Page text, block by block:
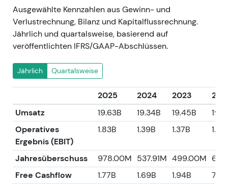
Ausgewählte Kennzahlen aus Gewinn- und
Verlustrechnung, Bilanz und Kapitalflussrechnung.
Jährlich und quartalsweise, basierend auf
veröffentlichten IFRS/GAAP-Abschlüssen.
Jährlich Quartalsweise
2025 2024 2023
Umsatz
19.63B 19.34B 19.45B
Operatives
Ergebnis (EBIT)
1.83B 1.39B 1.37B
Jahresüberschuss 978.00M 537.91M 499.00M
Free Cashflow
1.77B 1.69B 1.94B